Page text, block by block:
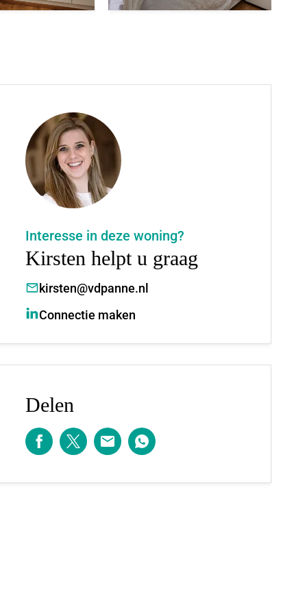
Interesse in deze woning?
Kirsten helpt u graag
kirsten@vdpanne.nl
Connectie maken
Delen